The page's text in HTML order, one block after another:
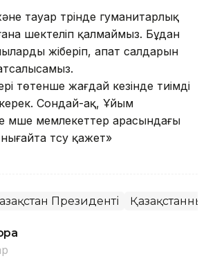
тауар түрінде гуманитарлық
шектеліп қалмаймыз. Бұдан
жіберіп, апат салдарын
төтенше жағдай кезінде тиімді
керек. Сондай-ақ, Ұйым
мемлекеттер арасындағы
түсу қажет»
Президенті